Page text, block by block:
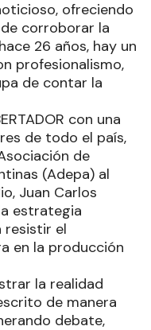
ofreciendo
corroborar la
26 años, hay un
profesionalismo,
de contar la
con una
de todo el país,
de
(Adepa) al
Juan Carlos
estrategia
resistir el
en la producción
la realidad
de manera
debate,